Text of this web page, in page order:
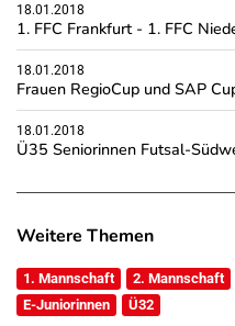
18.01.2018
1. FFC Frankfurt - 1. FFC
18.01.2018
Frauen RegioCup und SAP
18.01.2018
Ü35 Seniorinnen Futsal-
Weitere Themen
1. Mannschaft 2. Mannschaft
E-Juniorinnen
Ü32